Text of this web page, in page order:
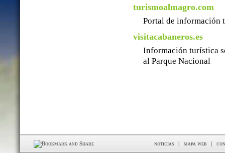
turismoalmagro.com
Portal de información
visitacabaneros.es
Información turística
al Parque Nacional
noticias | mapa web |